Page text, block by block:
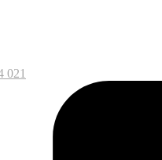
021